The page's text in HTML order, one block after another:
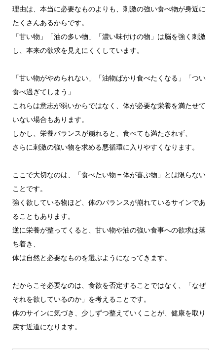
理由は、本当に必要なものよりも、刺激の強い食べ物が身近に
たくさんあるからです。
「甘い物」「油の多い物」「濃い味付けの物」は脳を強く刺激
し、本来の欲求を見えにくくしています。
「甘い物がやめられない」「油物ばかり食べたくなる」「つい
食べ過ぎてしまう」
これらは意志が弱いからではなく、体が必要な栄養を満たせて
いない場合もあります。
しかし、栄養バランスが崩れると、食べても満たされず、
さらに刺激の強い物を求める悪循環に入りやすくなります。
ここで大切なのは、「食べたい物＝体が喜ぶ物」とは限らない
ことです。
強く欲している物ほど、体のバランスが崩れているサインであ
ることもあります。
逆に栄養が整ってくると、甘い物や油の強い食事への欲求は落
ち着き、
体は自然と必要なものを選ぶようになってきます。
だからこそ必要なのは、食欲を否定することではなく、「なぜ
それを欲しているのか」を考えることです。
体のサインに気づき、少しずつ整えていくことが、健康を取り
戻す近道になります。